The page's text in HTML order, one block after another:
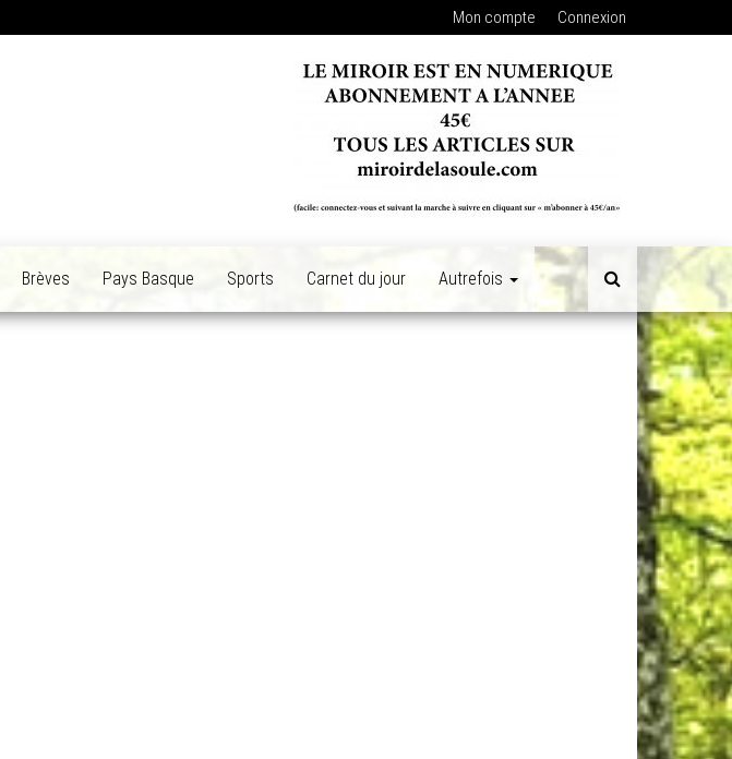
Mon compte Connexion
Brèves Pays Basque Sports Carnet du jour Autrefois